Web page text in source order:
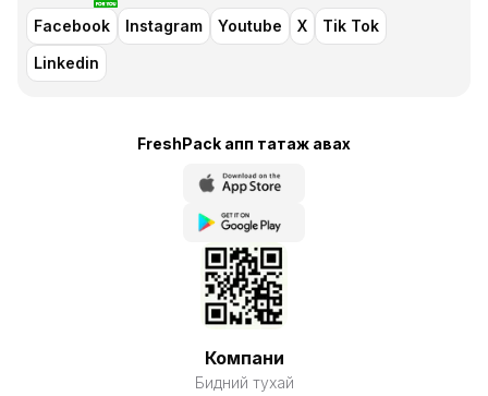
Facebook Instagram Youtube X
Tik Tok
Linkedin
FreshPack апп татаж авaх
Компани
Бидний тухай